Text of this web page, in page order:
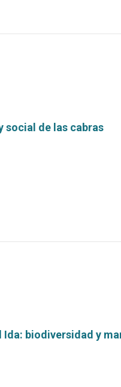
social de las cabras
Ida: biodiversidad y